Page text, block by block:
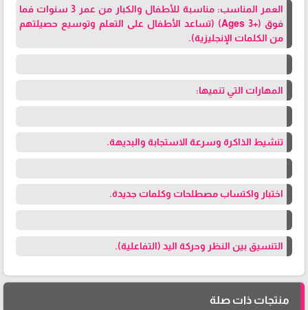
العمر المناسب: مناسبة للأطفال والكبار من عمر 3 سنوات فما
فوق (+3 Ages) (تساعد الأطفال على التعلم وتوسيع حصيلتهم
من الكلمات الإنجليزية).
المهارات التي تنميها:
تنشيط الذاكرة وسرعة الاستجابة والبديهة.
اختبار واكتساب مصطلحات وكلمات جديدة.
التنسيق بين النظر وحركة اليد (التفاعلية).
منتجات ذات صلة